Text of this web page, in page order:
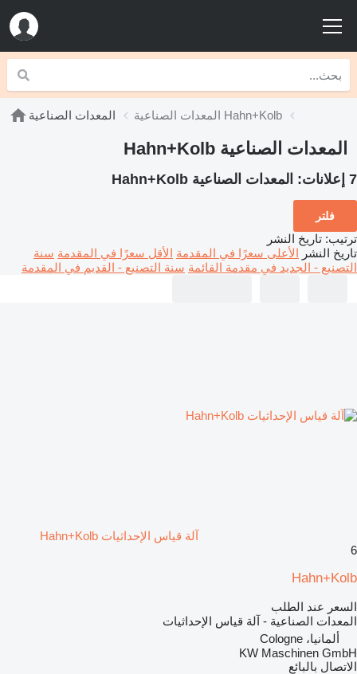
المعدات الصناعية المعدات الصناعية Hahn+Kolb
المعدات الصناعية Hahn+Kolb
7 إعلانات: المعدات الصناعية Hahn+Kolb
فلتر
ترتيب: تاريخ النشر
تاريخ النشر الأعلى سعرًا في المقدمة الأقل سعرًا في المقدمة سنة
التصنيع - الجديد في مقدمة القائمة سنة التصنيع - القديم في المقدمة
آلة قياس الإحداثيات Hahn+Kolb
6
Hahn+Kolb
السعر عند الطلب
المعدات الصناعية - آلة قياس الإحداثيات
ألمانيا، Cologne
KW Maschinen GmbH
الاتصال بالبائع